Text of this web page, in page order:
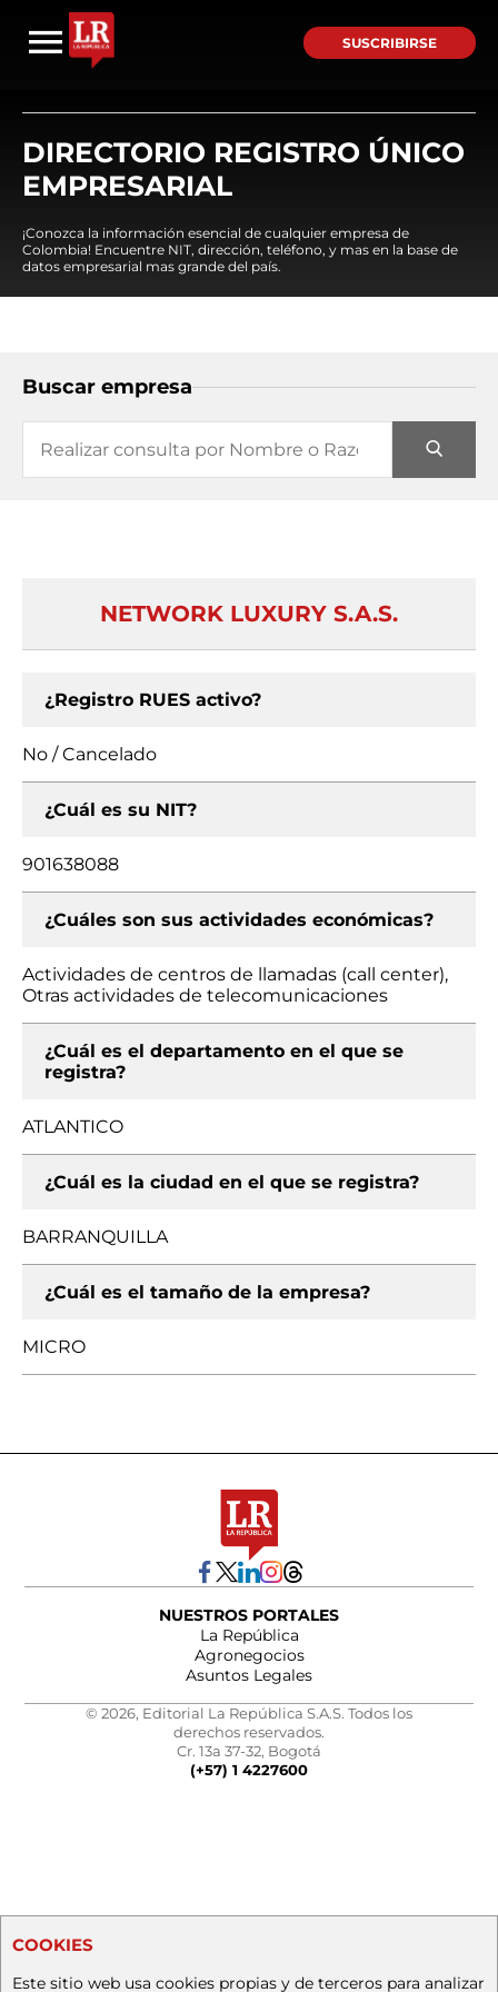
SUSCRIBIRSE
DIRECTORIO REGISTRO ÚNICO
EMPRESARIAL
¡Conozca la información esencial de cualquier empresa de
Colombia! Encuentre NIT, dirección, teléfono, y mas en la base de
datos empresarial mas grande del país.
Buscar empresa
NETWORK LUXURY S.A.S.
¿Registro RUES activo?
No / Cancelado
¿Cuál es su NIT?
901638088
¿Cuáles son sus actividades económicas?
Actividades de centros de llamadas (call center),
Otras actividades de telecomunicaciones
¿Cuál es el departamento en el que se
registra?
ATLANTICO
¿Cuál es la ciudad en el que se registra?
BARRANQUILLA
¿Cuál es el tamaño de la empresa?
MICRO
NUESTROS PORTALES
La República
Agronegocios
Asuntos Legales
© 2026, Editorial La República S.A.S. Todos los
derechos reservados.
Cr. 13a 37-32, Bogotá
(+57) 1 4227600
COOKIES
Este sitio web usa cookies propias y de terceros para analizar